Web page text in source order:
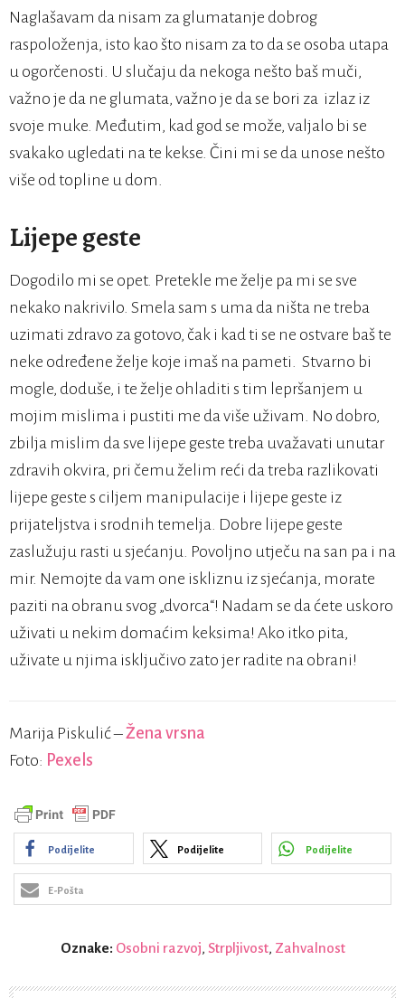
Naglašavam da nisam za glumatanje dobrog
raspoloženja, isto kao što nisam za to da se osoba utapa
u ogorčenosti. U slučaju da nekoga nešto baš muči,
važno je da ne glumata, važno je da se bori za izlaz iz
svoje muke. Međutim, kad god se može, valjalo bi se
svakako ugledati na te kekse. Čini mi se da unose nešto
više od topline u dom.
Lijepe geste
Dogodilo mi se opet. Pretekle me želje pa mi se sve
nekako nakrivilo. Smela sam s uma da ništa ne treba
uzimati zdravo za gotovo, čak i kad ti se ne ostvare baš te
neke određene želje koje imaš na pameti. Stvarno bi
mogle, doduše, i te želje ohladiti s tim lepršanjem u
mojim mislima i pustiti me da više uživam. No dobro,
zbilja mislim da sve lijepe geste treba uvažavati unutar
zdravih okvira, pri čemu želim reći da treba razlikovati
lijepe geste s ciljem manipulacije i lijepe geste iz
prijateljstva i srodnih temelja. Dobre lijepe geste
zaslužuju rasti u sjećanju. Povoljno utječu na san pa i na
mir. Nemojte da vam one iskliznu iz sjećanja, morate
paziti na obranu svog „dvorca“! Nadam se da ćete uskoro
uživati u nekim domaćim keksima! Ako itko pita,
uživate u njima isključivo zato jer radite na obrani!
Marija Piskulić –Žena vrsna
Foto: Pexels
Podijelite Podijelite Podijelite
E-Pošta
Oznake: Osobni razvoj, Strpljivost, Zahvalnost